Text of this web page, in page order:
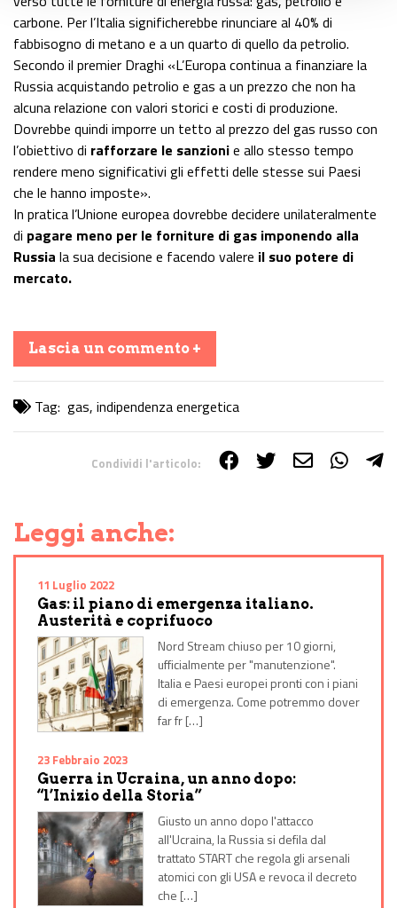
carbone. Per l’Italia significherebbe rinunciare al 40% di
fabbisogno di metano e a un quarto di quello da petrolio.
Secondo il premier Draghi «L’Europa continua a finanziare la
Russia acquistando petrolio e gas a un prezzo che non ha
alcuna relazione con valori storici e costi di produzione.
Dovrebbe quindi imporre un tetto al prezzo del gas russo con
l’obiettivo di rafforzare le sanzionie allo stesso tempo
rendere meno significativi gli effetti delle stesse sui Paesi
che le hanno imposte».
In pratica l’Unione europea dovrebbe decidere unilateralmente
di pagare meno per le forniture di gas imponendo alla
Russia la sua decisione e facendo valere il suo potere di
mercato.
Lascia un commento +
Tag: gas, indipendenza energetica
Condividi l'articolo:
Leggi anche:
11 Luglio 2022
Gas: il piano di emergenza italiano.
Austerità e coprifuoco
Nord Stream chiuso per 10 giorni,
ufficialmente per "manutenzione".
Italia e Paesi europei pronti con i piani
di emergenza. Come potremmo dover
far fr […]
23 Febbraio 2023
Guerra in Ucraina, un anno dopo:
“l’Inizio della Storia”
Giusto un anno dopo l'attacco
all'Ucraina, la Russia si defila dal
trattato START che regola gli arsenali
atomici con gli USA e revoca il decreto
che […]